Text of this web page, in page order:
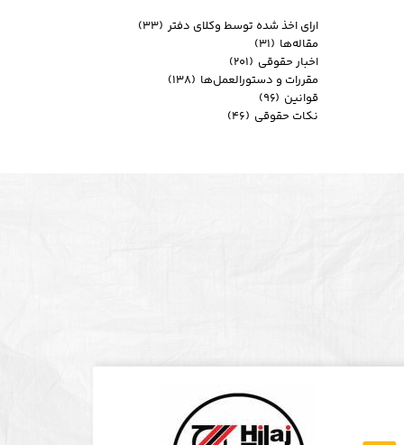
ارای اخذ شده توسط وکلای دفتر (۳۳)
مقاله‌ها (۳۱)
اخبار حقوقی (۲۰۱)
مقررات و دستورالعمل‌ها (۱۳۸)
قوانین (۹۶)
نکات حقوقی (۴۶)